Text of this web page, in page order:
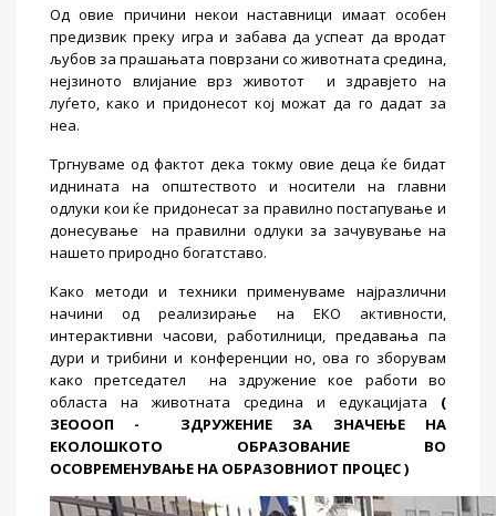
Од овие причини некои наставници имаат особен
предизвик преку игра и забава да успеат да вродат
љубов за прашањата поврзани со животната средина,
нејзиното влијание врз животот
и здравјето на
луѓето, како и придонесот кој можат да го дадат за
неа.
Тргнуваме од фактот дека токму овие деца ќе бидат
иднината на општеството и носители на главни
одлуки кои ќе придонесат за правилно постапување и
донесување
на правилни одлуки за зачувување на
нашето природно богатставо.
Како методи и техники применуваме најразлични
начини од реализирање на ЕКО активности,
интерактивни часови, работилници, предавања па
дури и трибини и конференции но, ова го зборувам
како претседател
на здружение кое работи во
областа на животната средина и едукацијата (
ЗЕОООП -
ЗДРУЖЕНИЕ ЗА ЗНАЧЕЊЕ НА
ЕКОЛОШКОТО ОБРАЗОВАНИЕ ВО
ОСОВРЕМЕНУВАЊЕ НА ОБРАЗОВНИОТ ПРОЦЕС )